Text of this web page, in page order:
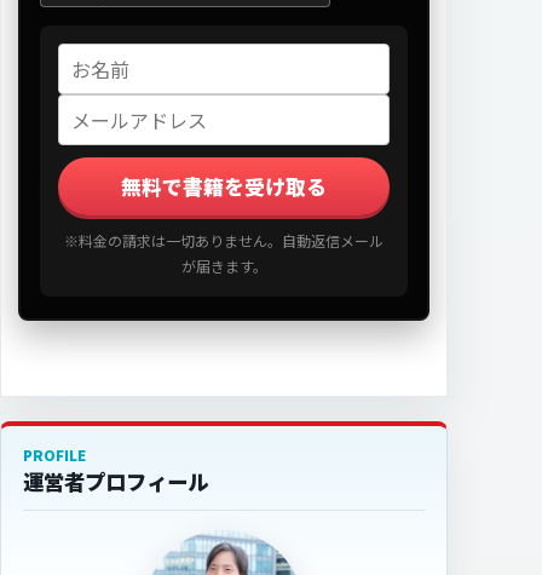
無料で書籍を受け取る
※料金の請求は一切ありません。自動返信メール
が届きます。
PROFILE
運営者プロフィール